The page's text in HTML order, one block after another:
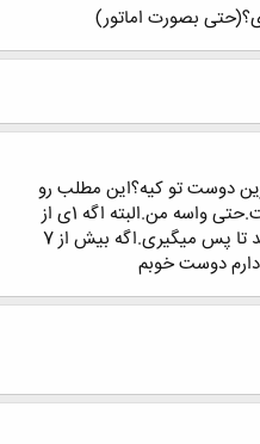
بصورت اماتور)
دوست تو کیه؟این مطلب رو
واسه ی همه ی دوستای خوبت بفرست.حتی واسه من.البته اگه 1ی از
دوستای خوبت حساب میشم.ببین چند تا پس میگیری.اگه بیش از 7
دوست خوبم